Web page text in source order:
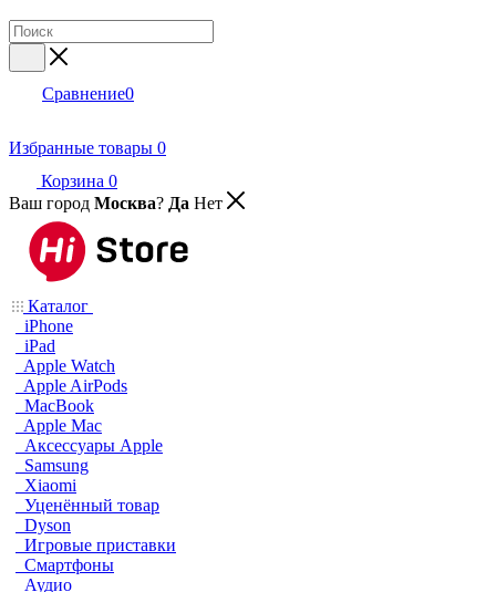
Сравнение0
Избранные товары 0
Корзина 0
Ваш город Москва? Да Нет
Каталог
iPhone
iPad
Apple Watch
Apple AirPods
MacBook
Apple Mac
Аксессуары Apple
Samsung
Xiaomi
Уценённый товар
Dyson
Игровые приставки
Смартфоны
Аудио